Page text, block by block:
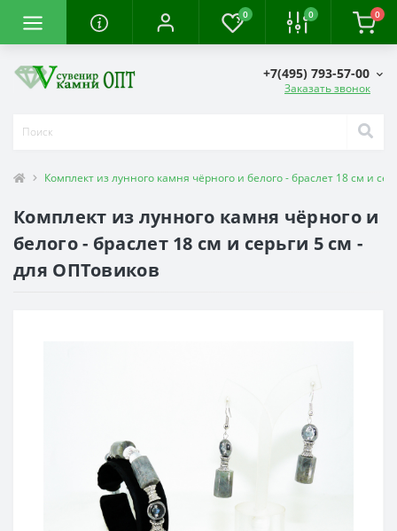
0 0 0
+7(495) 793-57-00
Заказать звонок
Комплект из лунного камня чёрного и белого - браслет 18 см и
Комплект из лунного камня чёрного и
белого - браслет 18 см и серьги 5 см -
для ОПТовиков